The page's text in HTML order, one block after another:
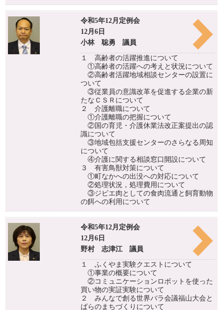
令和5年12月定例会
12月6日
小林 聡勇 議員
１ 高齢者の活躍推進について
①高齢者の活躍への考えと状況について
②高齢者活躍地域相談センターの設置に
ついて
③従業員の意識改革を促進する企業の新
たなＣＳＲについて
２ 介護離職について
①介護離職の把握について
②国の育児・介護休業法改正案提出の認
識について
③地域包括支援センターのさらなる周知
について
④介護に関する相談窓口開設について
３ 有害鳥獣対策について
①町なかへの出没への対応について
②処理状況，処理費用について
③ジビエ肉としての食肉流通と飼育動物
の餌への利用について
令和5年12月定例会
12月6日
野村 志津江 議員
１ ふくやま実験クエストについて
①事業の概要について
②コミュニケーションロボットを使った
買い物の実証実験について
２ みんなで創る世界バラ会議福山大会と
ばらのまちづくりについて